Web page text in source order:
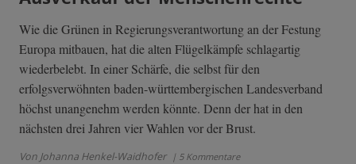
Wie die Grünen in Regierungsverantwortung an der Festung
Europa mitbauen, hat die alten Flügelkämpfe schlagartig
wiederbelebt. In einer Schärfe, die selbst für den
erfolgsverwöhnten baden-württembergischen Landesverband
höchst unangenehm werden könnte. Denn der hat in den
nächsten drei Jahren vier Wahlen vor der Brust.
Von Johanna Henkel-Waidhofer | 5 Kommentare